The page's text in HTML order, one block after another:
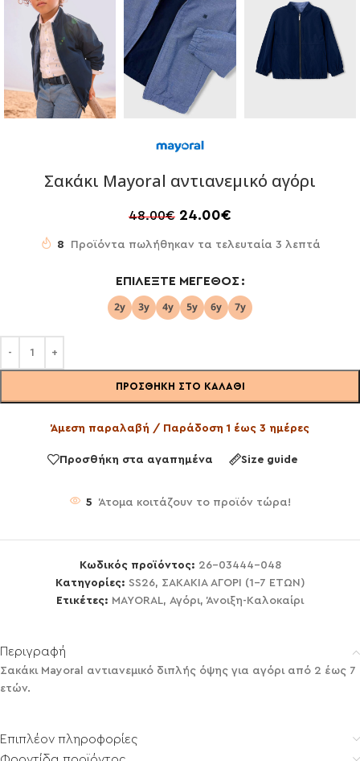
Σακάκι Mayoral αντιανεμικό αγόρι
48.00€ 24.00€
8 Προϊόντα πωλήθηκαν τα τελευταία 3 λεπτά
ΕΠΙΛΈΞΤΕ ΜΈΓΕΘΟΣ
ΠΡΟΣΘΉΚΗ ΣΤΟ ΚΑΛΆΘΙ
Άμεση παραλαβή / Παράδοση 1 έως 3 ημέρες
Προσθήκη στα αγαπημένα Size guide
5 Άτομα κοιτάζουν το προϊόν τώρα!
Κωδικός προϊόντος: 26-03444-048
Κατηγορίες: SS26, ΣΑΚΑΚΙΑ ΑΓΟΡΙ (1-7 ΕΤΩΝ)
Ετικέτες: MAYORAL, Αγόρι, Άνοιξη-Καλοκαίρι
Περιγραφή
Σακάκι Mayoral αντιανεμικό διπλής όψης για αγόρι από 2 έως 7
ετών.
Επιπλέον πληροφορίες